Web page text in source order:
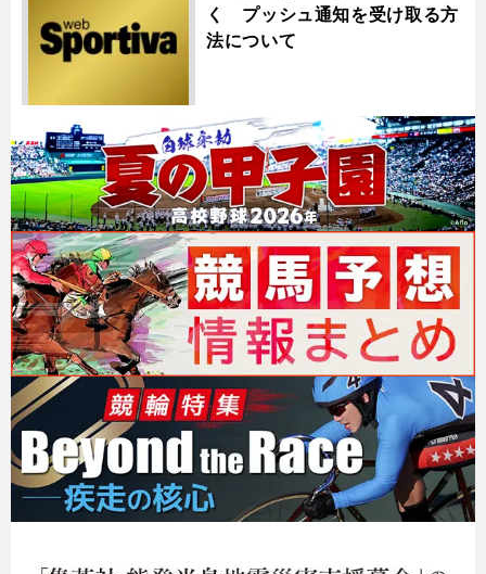
く プッシュ通知を受け取る方
法について